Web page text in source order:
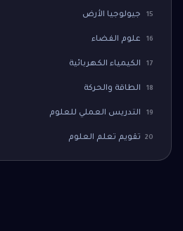
15 جيولوجيا الأرض
16 علوم الفضاء
17 الكيمياء الكهربائية
18 الطاقة والحركة
19 التدريس العملي للعلوم
20 تقويم تعلم العلوم